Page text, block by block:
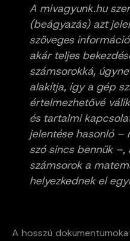
A mivagyunk.hu
(beágyazás) azt
szöveges
akár teljes
számsorokká,
alakítja, így a gép
értelmezhetővé
és tartalmi
jelentése hasonló –
szó sincs bennük –,
számsorok a
helyezkednek el
A hosszú